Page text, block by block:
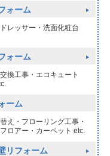
ォーム
レッサー・洗面化粧台
ォーム
換工事・エコキュート
ーム
え・フローリング工事・
ロアー・カーペット etc.
リフォーム